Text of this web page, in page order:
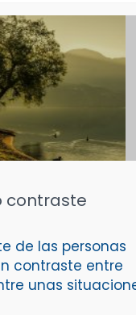
contraste
las personas
contraste entre
unas